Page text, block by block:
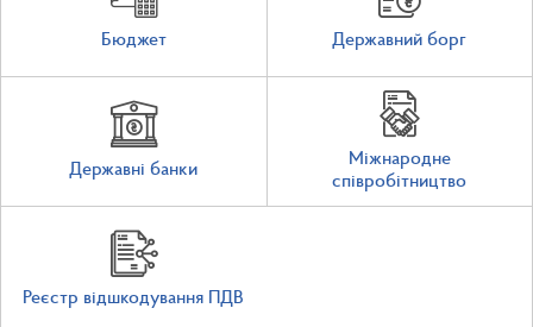
Бюджет Державний борг
Державні банки
Міжнародне
співробітництво
Реєстр відшкодування ПДВ